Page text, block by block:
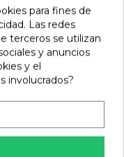
Ref: TOR-3X20A
para fines de
Las redes
terceros se utilizan
y anuncios
y el
involucrados?